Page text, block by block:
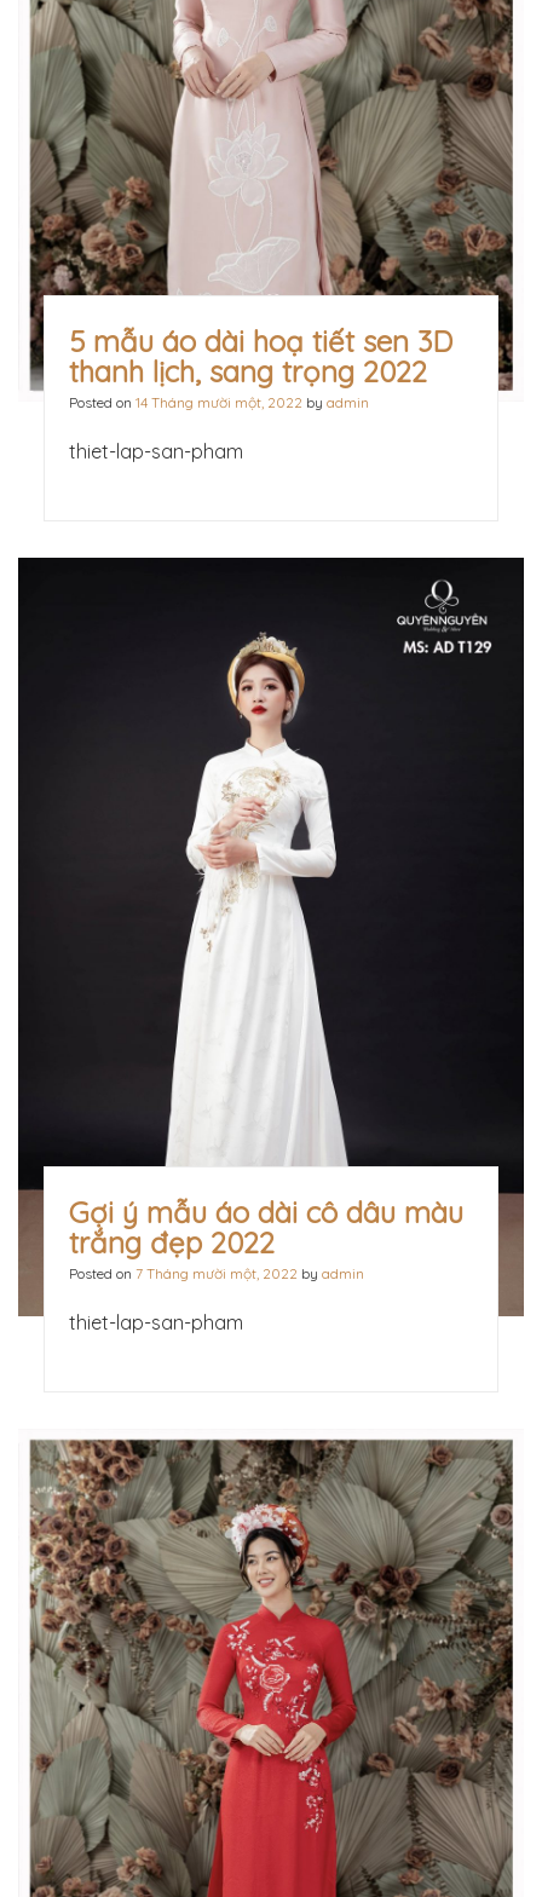
5 mẫu áo dài hoạ tiết sen 3D
thanh lịch, sang trọng 2022
Posted on 14 Tháng mười một, 2022 by admin
thiet-lap-san-pham
Gợi ý mẫu áo dài cô dâu màu
trắng đẹp 2022
Posted on 7 Tháng mười một, 2022 by admin
thiet-lap-san-pham